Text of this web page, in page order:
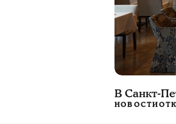
В Санкт-
НОВОСТИ